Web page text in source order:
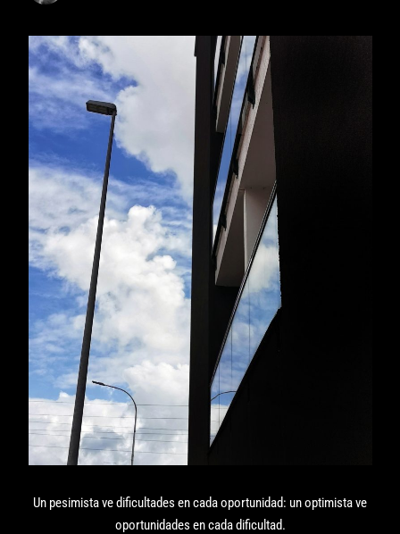
Un pesimista ve dificultades en cada oportunidad: un optimista ve
oportunidades en cada dificultad.